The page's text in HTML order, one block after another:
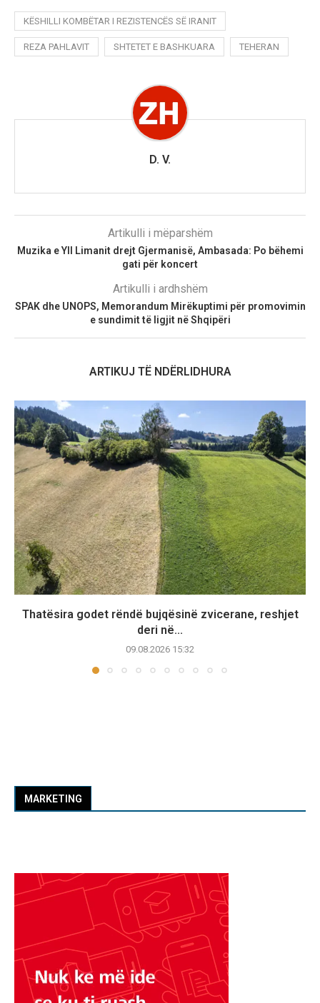
KËSHILLI KOMBËTAR I REZISTENCËS SË IRANIT
REZA PAHLAVIT SHTETET E BASHKUARA TEHERAN
D. V.
Artikulli i mëparshëm
Muzika e Yll Limanit drejt Gjermanisë, Ambasada: Po bëhemi
gati për koncert
Artikulli i ardhshëm
SPAK dhe UNOPS, Memorandum Mirëkuptimi për promovimin
e sundimit të ligjit në Shqipëri
ARTIKUJ TË NDËRLIDHURA
Thatësira godet rëndë bujqësinë zvicerane, reshjet
deri në...
09.08.2026 15:32
MARKETING